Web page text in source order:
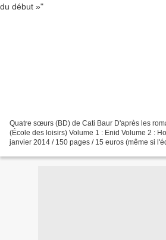
Quatre sœurs (BD) de Cati Baur D'après les
(École des loisirs) Volume 1 : Enid Volume 2 :
janvier 2014 / 150 pages / 15 euros (même si